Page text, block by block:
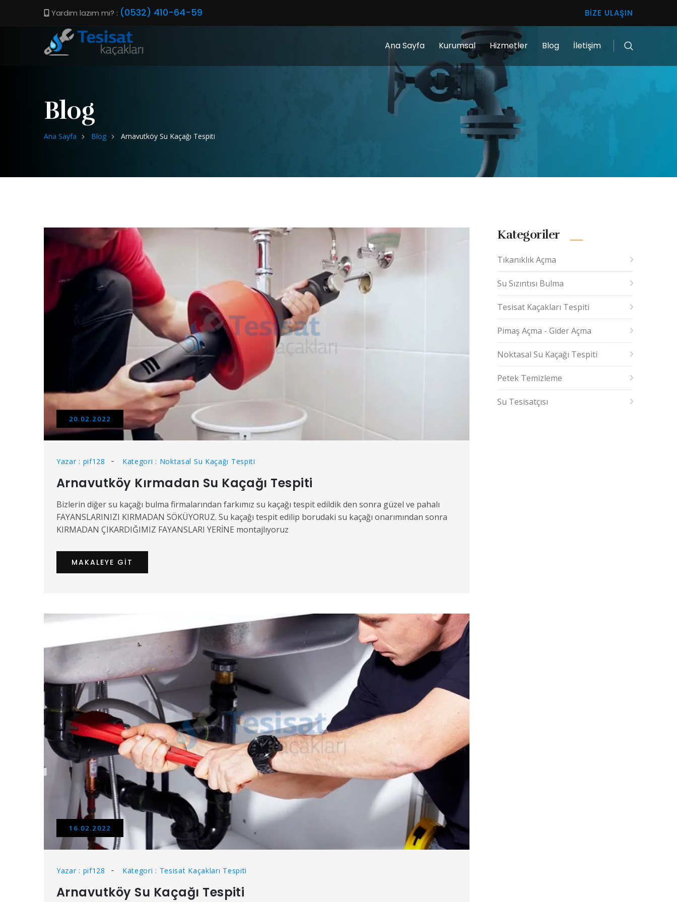
Yardım lazım mı? : (0532) 410-64-59 BIZE ULAŞIN
Ana Sayfa Kurumsal Hizmetler Blog İletişim
Blog
Ana Sayfa Blog Arnavutköy Su Kaçağı Tespiti
20.02.2022
Yazar : pif128 Kategori : Noktasal Su Kaçağı Tespiti
Arnavutköy Kırmadan Su Kaçağı Tespiti
Bizlerin diğer su kaçağı bulma firmalarından farkımız su kaçağı tespit edildik den sonra güzel ve pahalı
FAYANSLARINIZI KIRMADAN SÖKÜYORUZ. Su kaçağı tespit edilip borudaki su kaçağı onarımından sonra
KIRMADAN ÇIKARDIĞIMIZ FAYANSLARI YERİNE montajlıyoruz
MAKALEYE GIT
16.02.2022
Yazar : pif128 Kategori : Tesisat Kaçakları Tespiti
Arnavutköy Su Kaçağı Tespiti
Kategoriler
Tıkanıklık Açma
Su Sızıntısı Bulma
Tesisat Kaçakları Tespiti
Pimaş Açma - Gider Açma
Noktasal Su Kaçağı Tespiti
Petek Temizleme
Su Tesisatçısı